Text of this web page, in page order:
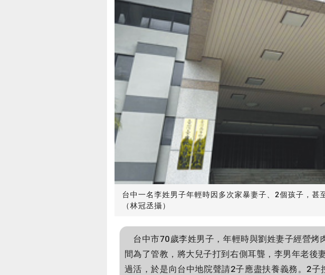
台中一名李姓男子年輕時因多次家暴妻子、2個孩子，甚
（林冠丞攝）
台中市70歲李姓男子，年輕時與劉姓妻子經營烤
間為了管教，將大兒子打到右側耳聾，李男年老
過活，於是向台中地院聲請2子應盡扶養義務。2